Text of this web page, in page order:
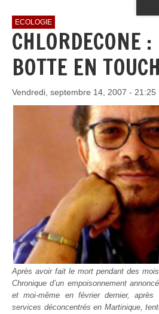
ECOLOGIE
CHLORDECONE
BOTTE EN
Vendredi, septembre 14, 2007 - 21:25
Après avoir fait le mort pendant des
Chronique d’un empoisonnement
et moi-même en février dernier,
services déconcentrés en Martinique,